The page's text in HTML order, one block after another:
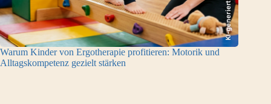
KI-generiert
Warum Kinder von Ergotherapie profitieren: Motorik und
Alltagskompetenz gezielt stärken